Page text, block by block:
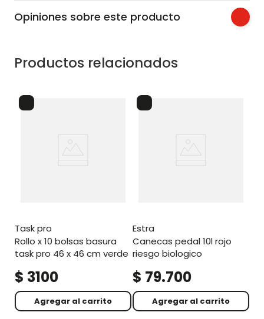
Opiniones sobre este producto
Productos relacionados
task pro
rollo x 10 bolsas basura
task pro 46 x 46 cm verde
$ 3100
Agregar al carrito
estra
canecas pedal 10l rojo
riesgo biologico
$ 79.700
Agregar al carrito